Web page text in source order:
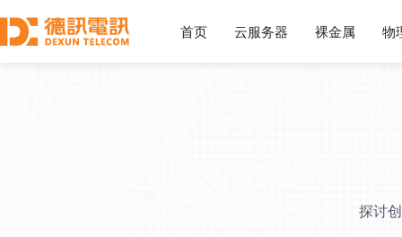
首页 云服务器 裸金属 物
探讨